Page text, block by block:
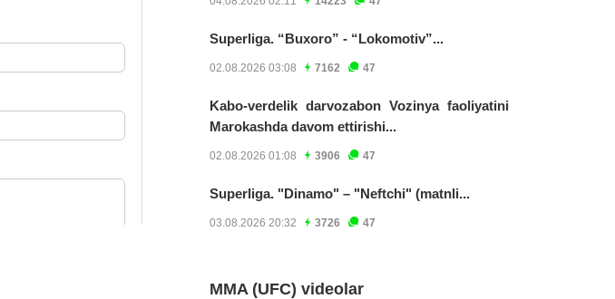
Superliga. “Buxoro” - “Lokomotiv”...
02.08.2026 03:08 7162 47
Kabo-verdelik darvozabon Vozinya faoliyatini
Marokashda davom ettirishi...
02.08.2026 01:08 3906 47
Superliga. "Dinamo" – "Neftchi" (matnli...
03.08.2026 20:32 3726 47
MMA (UFC) videolar